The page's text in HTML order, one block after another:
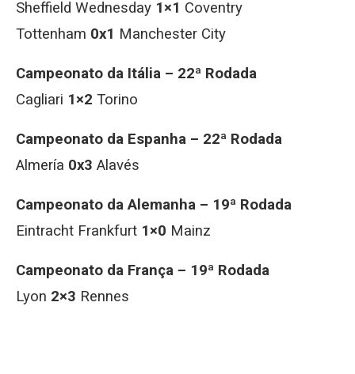
Sheffield Wednesday 1×1 Coventry
Tottenham 0x1 Manchester City
Campeonato da Itália – 22ª Rodada
Cagliari 1×2 Torino
Campeonato da Espanha – 22ª Rodada
Almería 0x3 Alavés
Campeonato da Alemanha – 19ª Rodada
Eintracht Frankfurt 1×0 Mainz
Campeonato da França – 19ª Rodada
Lyon 2×3 Rennes